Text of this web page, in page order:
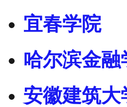
宜春学院
哈尔滨金融
安徽建筑